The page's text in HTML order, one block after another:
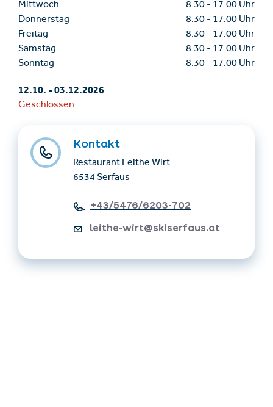
Mittwoch
8.30 - 17.00 Uhr
Donnerstag
8.30 - 17.00 Uhr
Freitag
8.30 - 17.00 Uhr
Samstag
8.30 - 17.00 Uhr
Sonntag
8.30 - 17.00 Uhr
12.10.-03.12.2026
Geschlossen
Kontakt
Restaurant Leithe Wirt
6534 Serfaus
+43/5476/6203-702
leithe-wirt@skiserfaus.at